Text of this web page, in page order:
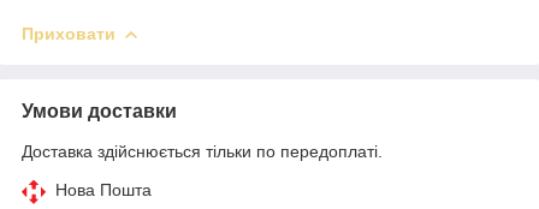
Приховати
Умови доставки
Доставка здійснюється тільки по передоплаті.
Нова Пошта